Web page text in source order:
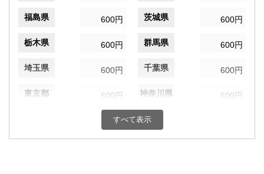
福島県 600円 茨城県 600円
栃木県 600円 群馬県 600円
埼玉県 600円 千葉県 600円
東京都 600円 神奈川県 600円
600円 富山県
すべて表示